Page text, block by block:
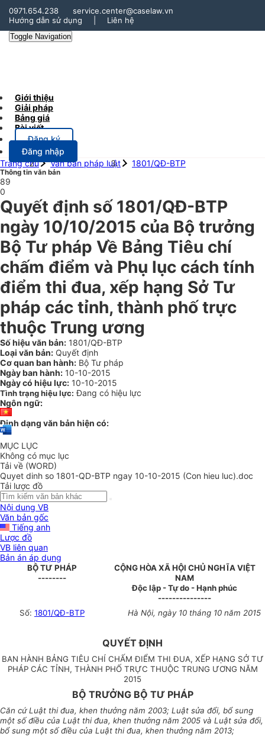
0971.654.238
service.center@caselaw.vn
Hướng dẫn sử dụng
Liên hệ
Toggle Navigation
Giới thiệu
Giải pháp
Bảng giá
Bài viết
Đăng ký
Đăng nhập
Trang chủ
Văn bản pháp luật 1801/QĐ-BTP
Thông tin văn bản
89
0
Quyết định số 1801/QĐ-BTP
ngày 10/10/2015 của Bộ trưởng
Bộ Tư pháp Về Bảng Tiêu chí
chấm điểm và Phụ lục cách tính
điểm thi đua, xếp hạng Sở Tư
pháp các tỉnh, thành phố trực
thuộc Trung ương
Số hiệu văn bản: 1801/QĐ-BTP
Loại văn bản: Quyết định
Cơ quan ban hành: Bộ Tư pháp
Ngày ban hành: 10-10-2015
Ngày có hiệu lực: 10-10-2015
Tình trạng hiệu lực: Đang có hiệu lực
Ngôn ngữ:
Định dạng văn bản hiện có:
MỤC LỤC
Không có mục lục
Tải về (WORD)
Quyet dinh so 1801-QD-BTP ngay 10-10-2015 (Con hieu luc).doc
Tải lược đồ
Nội dung VB
Văn bản gốc
Tiếng anh
Lược đồ
VB liên quan
Bản án áp dụng
BỘ TƯ PHÁP
--------
CỘNG HÒA XÃ HỘI CHỦ NGHĨA VIỆT
NAM
Độc lập - Tự do - Hạnh phúc
---------------
Số: 1801/QĐ-BTP Hà Nội, ngày 10 tháng 10 năm 2015
QUYẾT ĐỊNH
BAN HÀNH BẢNG TIÊU CHÍ CHẤM ĐIỂM THI ĐUA, XẾP HẠNG SỞ TƯ
PHÁP CÁC TỈNH, THÀNH PHỐ TRỰC THUỘC TRUNG ƯƠNG NĂM
2015
BỘ TRƯỞNG BỘ TƯ PHÁP
Căn cứ Luật thi đua, khen thưởng năm 2003; Luật sửa đổi, bổ sung
một số điều của Luật thi đua, khen thưởng năm 2005 và Luật sửa đổi,
bổ sung một số điều của Luật thi đua, khen thưởng năm 2013;